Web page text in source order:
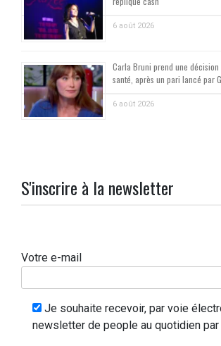
6 août 2026
Carla Bruni prend une
santé, après un pari lancé par
6 août 2026
S'inscrire à la newsletter
Votre e-mail
Je souhaite recevoir, par voie
newsletter de people au quotidien par